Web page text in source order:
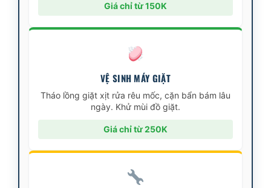
Giá chỉ từ 150K
VỆ SINH MÁY GIẶT
Tháo lồng giặt xịt rửa rêu mốc, cặn bẩn bám lâu
ngày. Khử mùi đồ giặt.
Giá chỉ từ 250K